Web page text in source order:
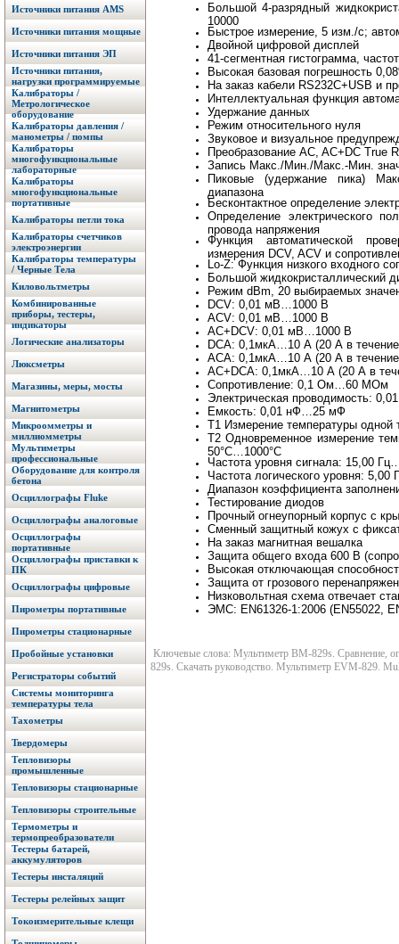
Источники питания AMS
Источники питания мощные
Источники питания ЭП
Источники питания,
нагрузки программируемые
Калибраторы /
Метрологическое
оборудование
Калибраторы давления /
манометры / помпы
Калибраторы
многофункциональные
лабораторные
Калибраторы
многофункциональные
портативные
Калибраторы петли тока
Калибраторы счетчиков
электроэнергии
Калибраторы температуры
/ Черные Тела
Киловольтметры
Комбинированные
приборы, тестеры,
индикаторы
Логические анализаторы
Люксметры
Магазины, меры, мосты
Магнитометры
Микроомметры и
миллиомметры
Мультиметры
профессиональные
Оборудование для контроля
бетона
Осциллографы Fluke
Осциллографы аналоговые
Осциллографы
портативные
Осциллографы приставки к
ПК
Осциллографы цифровые
Пирометры портативные
Пирометры стационарные
Пробойные установки
Регистраторы событий
Системы мониторинга
температуры тела
Тахометры
Твердомеры
Тепловизоры
промышленные
Тепловизоры стационарные
Тепловизоры строительные
Термометры и
термопреобразователи
Тестеры батарей,
аккумуляторов
Тестеры инсталяций
Тестеры релейных защит
Токоизмерительные клещи
Большой 4-разрядный
10000
Быстрое измерение, 5 изм./с;
Двойной цифровой дисплей
41-сегментная гистограмма,
Высокая базовая погрешность
На заказ кабели RS232C+USB и
Интеллектуальная функция
Удержание данных
Режим относительного нуля
Звуковое и визуальное
Преобразование AC, AC+DC True
Запись Макс./Мин./Макс.-Мин.
Пиковые (удержание пика)
диапазона
Бесконтактное определение
Определение электрического
провода напряжения
Функция автоматической
измерения DCV, ACV и
Lo-Z: Функция низкого входного
Большой жидкокристаллический
Режим dBm, 20 выбираемых
DCV: 0,01 мВ…1000 В
ACV: 0,01 мВ…1000 В
AC+DCV: 0,01 мВ…1000 В
DСА: 0,1мкА…10 А (20 А в
АСА: 0,1мкА…10 А (20 А в течение
АС+DCА: 0,1мкА…10 А (20 А в
Сопротивление: 0,1 Ом…60 МОм
Электрическая проводимость:
Емкость: 0,01 нФ…25 мФ
T1 Измерение температуры одной
T2 Одновременное измерение
50°C…1000°C
Частота уровня сигнала: 15,00
Частота логического уровня:
Диапазон коэффициента
Тестирование диодов
Прочный огнеупорный корпус с
Сменный защитный кожух с
На заказ магнитная вешалка
Защита общего входа 600 В
Высокая отключающая
Защита от грозового
Низковольтная схема отвечает
ЭМС: EN61326-1:2006 (EN55022,
Ключевые слова: Мультиметр BM-829s. Сравнение,
829s. Скачать руководство. Мультиметр EVM-829.